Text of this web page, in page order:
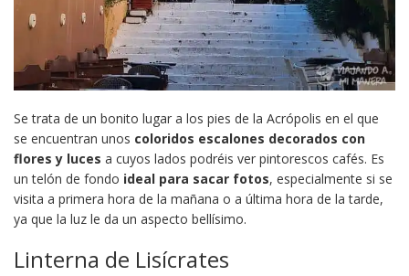
Se trata de un bonito lugar a los pies de la Acrópolis en el que
se encuentran unos coloridos escalones decorados con
flores y luces a cuyos lados podréis ver pintorescos cafés. Es
un telón de fondo ideal para sacar fotos, especialmente si se
visita a primera hora de la mañana o a última hora de la tarde,
ya que la luz le da un aspecto bellísimo.
Linterna de Lisícrates